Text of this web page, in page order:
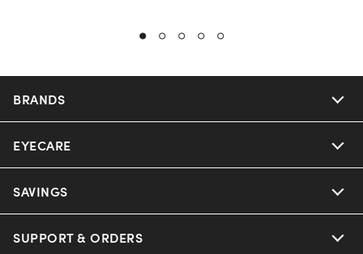
BRANDS
Nuance Audio
Ray-Ban
EYECARE
Our Eyeglasses
Our Sunglasses
SAVINGS
Offers & Discount
SUPPORT & ORDERS